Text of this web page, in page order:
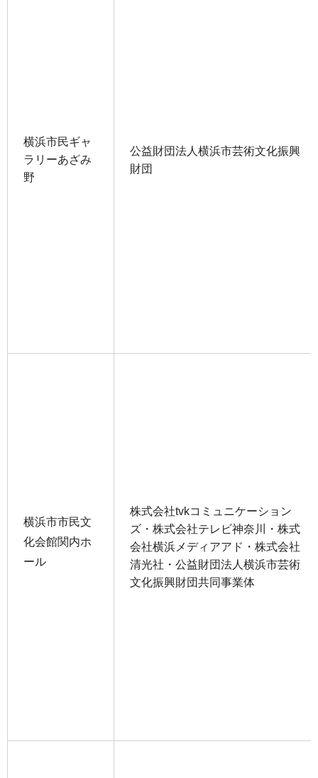
横浜市民ギャ
ラリーあざみ
野
公益財団法人横浜市芸術文化振興
財団
横浜市市民文
化会館関内ホ
ール
株式会社tvkコミュニケーション
ズ・株式会社テレビ神奈川・株式
会社横浜メディアアド・株式会社
清光社・公益財団法人横浜市芸術
文化振興財団共同事業体